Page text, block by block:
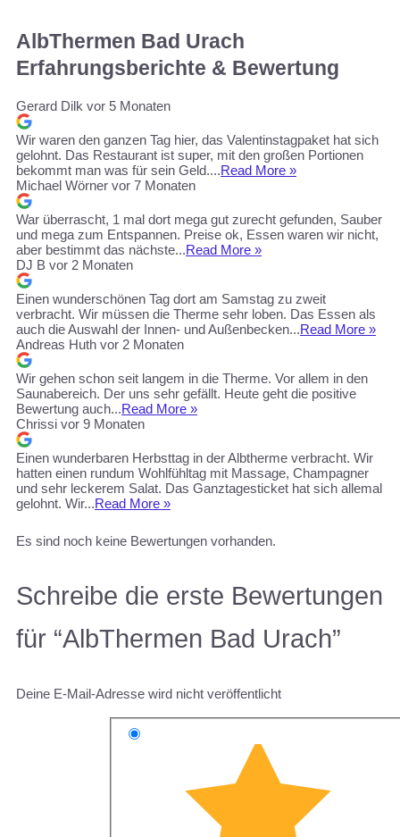
AlbThermen Bad Urach
Erfahrungsberichte & Bewertung
Gerard Dilk vor 5 Monaten
Wir waren den ganzen Tag hier, das Valentinstagpaket hat sich
gelohnt. Das Restaurant ist super, mit den großen Portionen
bekommt man was für sein Geld....Read More »
Michael Wörner vor 7 Monaten
War überrascht, 1 mal dort mega gut zurecht gefunden, Sauber
und mega zum Entspannen. Preise ok, Essen waren wir nicht,
aber bestimmt das nächste...Read More »
DJ B vor 2 Monaten
Einen wunderschönen Tag dort am Samstag zu zweit
verbracht. Wir müssen die Therme sehr loben. Das Essen als
auch die Auswahl der Innen- und Außenbecken...Read More »
Andreas Huth vor 2 Monaten
Wir gehen schon seit langem in die Therme. Vor allem in den
Saunabereich. Der uns sehr gefällt. Heute geht die positive
Bewertung auch...Read More »
Chrissi vor 9 Monaten
Einen wunderbaren Herbsttag in der Albtherme verbracht. Wir
hatten einen rundum Wohlfühltag mit Massage, Champagner
und sehr leckerem Salat. Das Ganztagesticket hat sich allemal
gelohnt. Wir...Read More »
Es sind noch keine Bewertungen vorhanden.
Schreibe die erste Bewertungen
für “AlbThermen Bad Urach”
Deine E-Mail-Adresse wird nicht veröffentlicht